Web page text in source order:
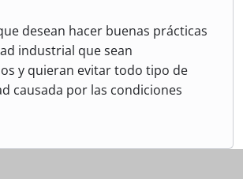
desean hacer buenas prácticas
industrial que sean
y quieran evitar todo tipo de
causada por las condiciones